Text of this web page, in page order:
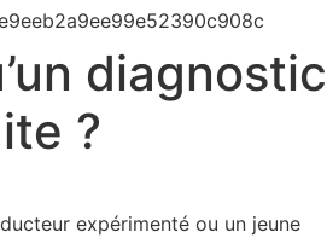
diagnostic
?
expérimenté ou un jeune